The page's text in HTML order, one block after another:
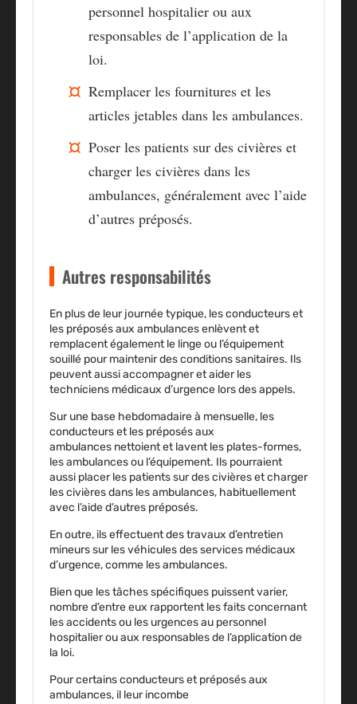
personnel hospitalier ou aux
responsables de l’application de la
loi.
Remplacer les fournitures et les
articles jetables dans les ambulances.
Poser les patients sur des civières et
charger les civières dans les
ambulances, généralement avec l’aide
d’autres préposés.
Autres responsabilités
En plus de leur journée typique, les conducteurs et
les préposés aux ambulances enlèvent et
remplacent également le linge ou l’équipement
souillé pour maintenir des conditions sanitaires. Ils
peuvent aussi accompagner et aider les
techniciens médicaux d’urgence lors des appels.
Sur une base hebdomadaire à mensuelle, les
conducteurs et les préposés aux
ambulances nettoient et lavent les plates-formes,
les ambulances ou l’équipement. Ils pourraient
aussi placer les patients sur des civières et charger
les civières dans les ambulances, habituellement
avec l’aide d’autres préposés.
En outre, ils effectuent des travaux d’entretien
mineurs sur les véhicules des services médicaux
d’urgence, comme les ambulances.
Bien que les tâches spécifiques puissent varier,
nombre d’entre eux rapportent les faits concernant
les accidents ou les urgences au personnel
hospitalier ou aux responsables de l’application de
la loi.
Pour certains conducteurs et préposés aux
ambulances, il leur incombe